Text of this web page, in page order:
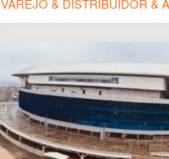
VAREJO & DISTRIBUIDOR &